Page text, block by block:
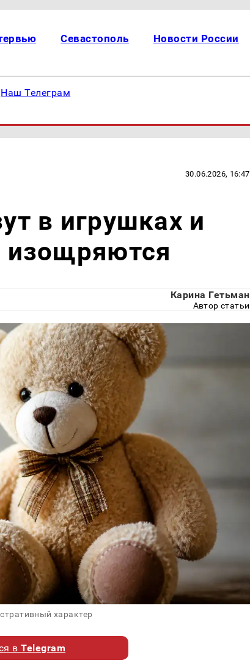
Севастополь Новости России
Наш Телеграм
30.06.2026, 16:47
в игрушках и
изощряются
Карина Гетьман
Автор статьи
характер
вTelegram